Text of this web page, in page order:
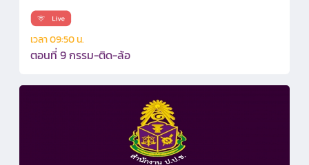
เวลา 09:50 น.
ตอนที่ 9 กรรม-ติด-ล้อ